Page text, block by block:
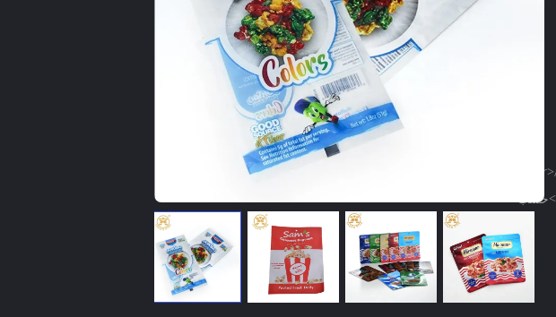
<i>CARTONS, PALLETS</i> <b>كرتون ، المنصات</b><br>